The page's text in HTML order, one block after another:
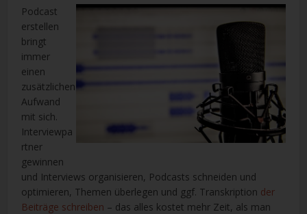
Podcast
erstellen
bringt
immer
einen
zusätzlichen
Aufwand
mit sich.
Interviewpa
rtner
gewinnen
und Interviews organisieren, Podcasts schneiden und
optimieren, Themen überlegen und ggf. Transkription der
Beiträge schreiben – das alles kostet mehr Zeit, als man